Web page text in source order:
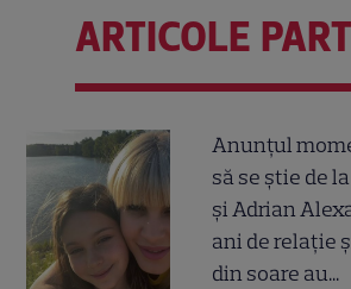
ARTICOLE
Anunțul
să se știe de
și Adrian
ani de relație
din soare au...